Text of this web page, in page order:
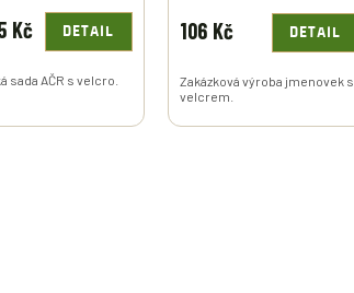
Kč DETAIL
sada AČR s velcro.
106 Kč DETAIL
Zakázková výroba jmenovek s
velcrem.